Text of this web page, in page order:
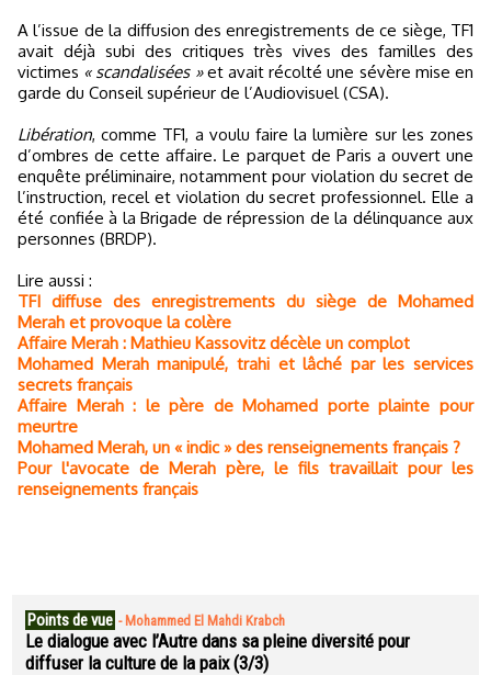
A l’issue de la diffusion des enregistrements de ce siège, TF1
avait déjà subi des critiques très vives des familles des
victimes « scandalisées »et avait récolté une sévère mise en
garde du Conseil supérieur de l’Audiovisuel (CSA).
Libération, comme TF1, a voulu faire la lumière sur les zones
d’ombres de cette affaire. Le parquet de Paris a ouvert une
enquête préliminaire, notamment pour violation du secret de
l’instruction, recel et violation du secret professionnel. Elle a
été confiée à la Brigade de répression de la délinquance aux
personnes (BRDP).
Lire aussi :
TFI diffuse des enregistrements du siège de Mohamed
Merah et provoque la colère
Affaire Merah : Mathieu Kassovitz décèle un complot
Mohamed Merah manipulé, trahi et lâché par les services
secrets français
Affaire Merah : le père de Mohamed porte plainte pour
meurtre
Mohamed Merah, un « indic » des renseignements français ?
Pour l'avocate de Merah père, le fils travaillait pour les
renseignements français
Points de vue - Mohammed El Mahdi Krabch
Le dialogue avec l’Autre dans sa pleine diversité pour
diffuser la culture de la paix (3/3)